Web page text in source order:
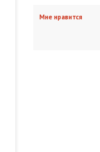
Мне нравится